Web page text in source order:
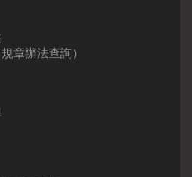
章辦法查詢）